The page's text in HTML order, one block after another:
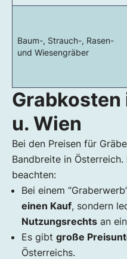
Baum-, Strauch-, Rasen-
und Wiesengräber
u. Wien
Bei den Preisen für
Bandbreite in
beachten:
Bei einem
einen Kauf, sondern
Nutzungsrechts an
Es gibt große
Österreichs.